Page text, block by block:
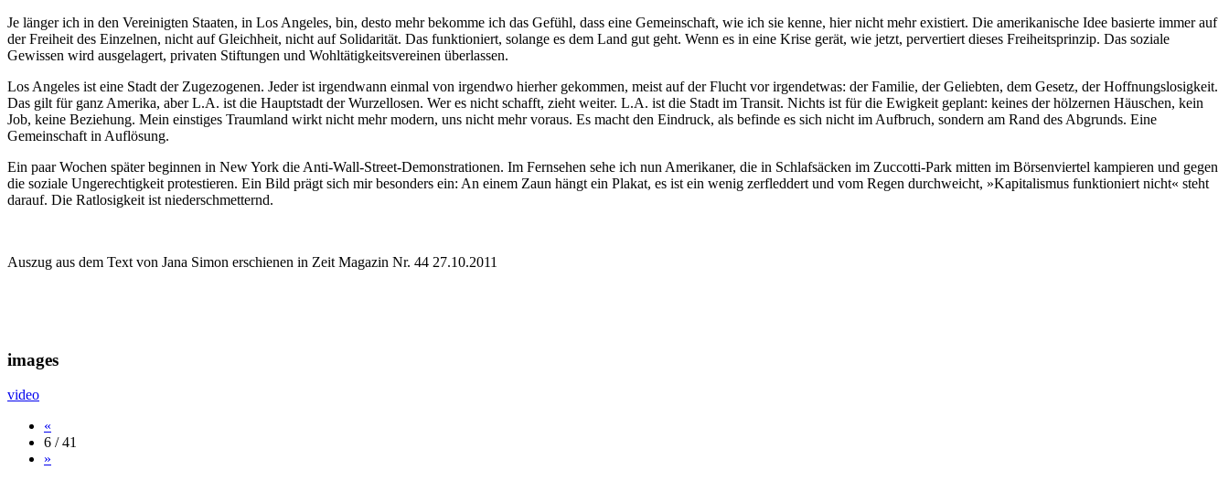
Je länger ich in den Vereinigten Staaten, in Los Angeles, bin, desto mehr bekomme ich das Gefühl, dass eine Gemeinschaft, wie ich sie kenne, hier nicht mehr existiert. Die amerikanische Idee basierte immer auf
der Freiheit des Einzelnen, nicht auf Gleichheit, nicht auf Solidarität. Das funktioniert, solange es dem Land gut geht. Wenn es in eine Krise gerät, wie jetzt, pervertiert dieses Freiheitsprinzip. Das soziale
Gewissen wird ausgelagert, privaten Stiftungen und Wohltätigkeitsvereinen überlassen.
Los Angeles ist eine Stadt der Zugezogenen. Jeder ist irgendwann einmal von irgendwo hierher gekommen, meist auf der Flucht vor irgendetwas: der Familie, der Geliebten, dem Gesetz, der Hoffnungslosigkeit.
Das gilt für ganz Amerika, aber L.A. ist die Hauptstadt der Wurzellosen. Wer es nicht schafft, zieht weiter. L.A. ist die Stadt im Transit. Nichts ist für die Ewigkeit geplant: keines der hölzernen Häuschen, kein
Job, keine Beziehung. Mein einstiges Traumland wirkt nicht mehr modern, uns nicht mehr voraus. Es macht den Eindruck, als befinde es sich nicht im Aufbruch, sondern am Rand des Abgrunds. Eine
Gemeinschaft in Auflösung.
Ein paar Wochen später beginnen in New York die Anti-Wall-Street-Demonstrationen. Im Fernsehen sehe ich nun Amerikaner, die in Schlafsäcken im Zuccotti-Park mitten im Börsenviertel kampieren und gegen
die soziale Ungerechtigkeit protestieren. Ein Bild prägt sich mir besonders ein: An einem Zaun hängt ein Plakat, es ist ein wenig zerfleddert und vom Regen durchweicht, »Kapitalismus funktioniert nicht« steht
darauf. Die Ratlosigkeit ist niederschmetternd.
Auszug aus dem Text von Jana Simon erschienen in Zeit Magazin Nr. 44 27.10.2011
images
video
«
6 / 41
»